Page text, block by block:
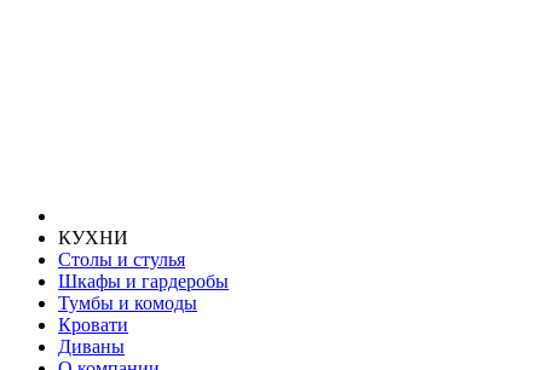
КУХНИ
Столы и стулья
Шкафы и гардеробы
Тумбы и комоды
Кровати
Диваны